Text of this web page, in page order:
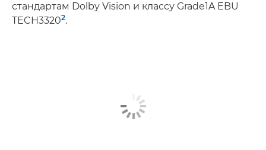
стандартам Dolby Vision и классу Grade1A EBU
TECH33202.